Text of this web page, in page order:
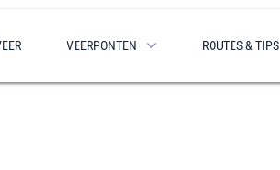
VEERPONTEN ROUTES & TIPS